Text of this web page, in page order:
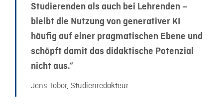
Studierenden als auch bei Lehrenden –
bleibt die Nutzung von generativer KI
häufig auf einer pragmatischen Ebene und
schöpft damit das didaktische Potenzial
nicht aus.“
Jens Tobor, Studienredakteur